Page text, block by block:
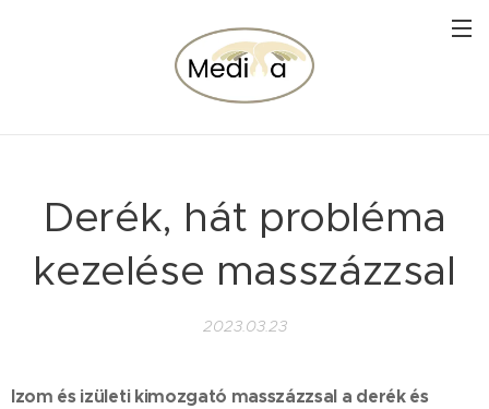
Derék, hát probléma
kezelése masszázzsal
2023.03.23
Izom és izületi kimozgató masszázzsal a derék és